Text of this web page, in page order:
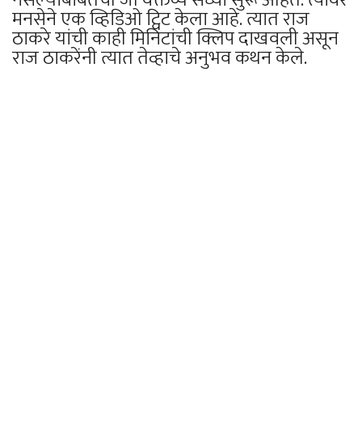
मनसेने एक व्हिडिओ ट्विट केला आहे. त्यात राज
ठाकरे यांची काही मिनिटांची क्लिप दाखवली असून
राज ठाकरेंनी त्यात तेव्हाचे अनुभव कथन केले.